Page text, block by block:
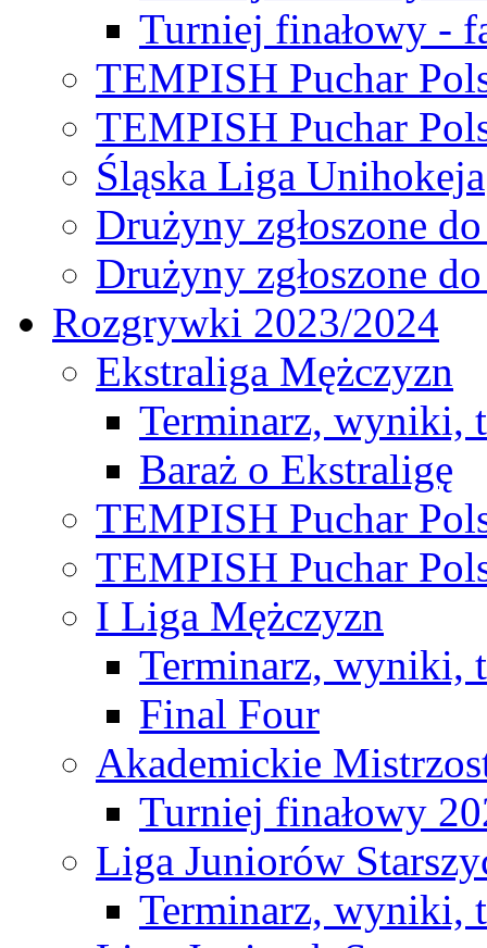
Turniej finałowy -
TEMPISH Puchar
TEMPISH Puchar
Śląska Liga Unihokeja
Drużyny zgłoszone
Drużyny zgłoszone
Rozgrywki 2023/2024
Ekstraliga Mężczyzn
Terminarz, wyniki,
Baraż o Ekstraligę
TEMPISH Puchar
TEMPISH Puchar
I Liga Mężczyzn
Terminarz, wyniki,
Final Four
Akademickie
Turniej finałowy
Liga Juniorów
Terminarz, wyniki,